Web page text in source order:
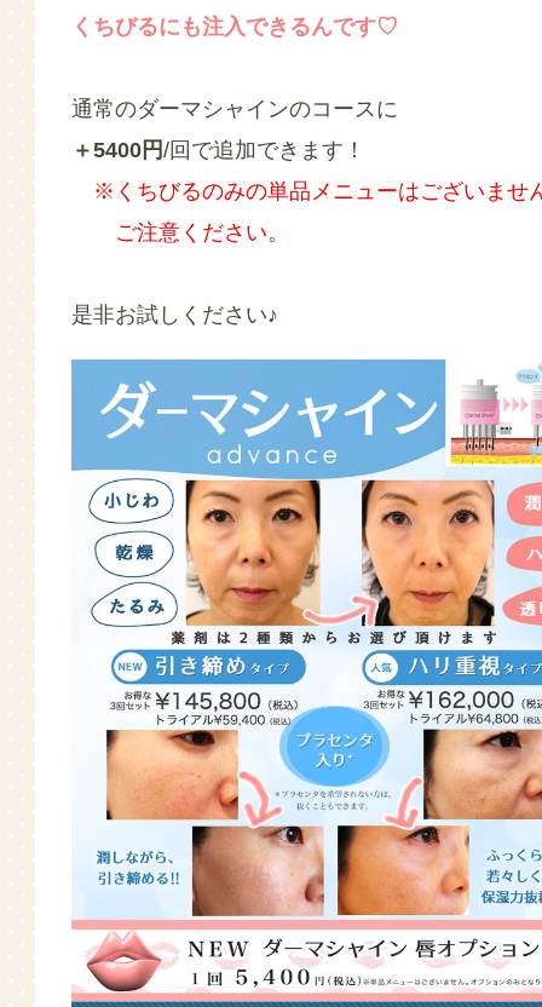
くちびるにも注入できるんです♡
通常のダーマシャインのコースに
＋5400円/回で追加できます！
※くちびるのみの単品メニューはございませ
ご注意ください。
是非お試しください♪